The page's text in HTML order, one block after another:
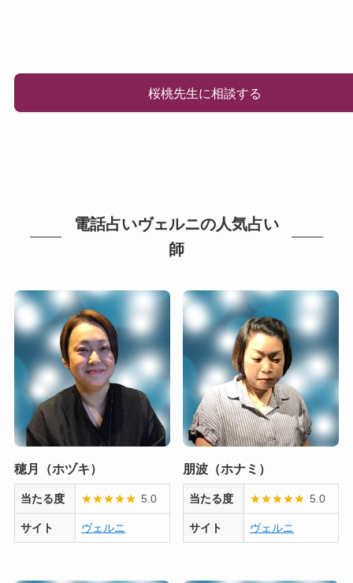
桜桃先生に相談する
電話占いヴェルニの人気占い
師
穂月（ホヅキ）
当たる度 ★★★★★ 5.0
サイト ヴェルニ
朋波（ホナミ）
当たる度 ★★★★★ 5.0
サイト ヴェルニ